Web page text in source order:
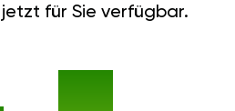
für Sie verfügbar.